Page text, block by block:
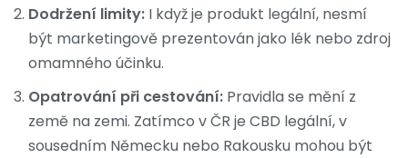
Dodržení limity: I když je produkt legální, nesmí
být marketingově prezentován jako lék nebo zdroj
omamného účinku.
Opatrování při cestování: Pravidla se mění z
země na zemi. Zatímco v ČR je CBD legální, v
sousedním Německu nebo Rakousku mohou být